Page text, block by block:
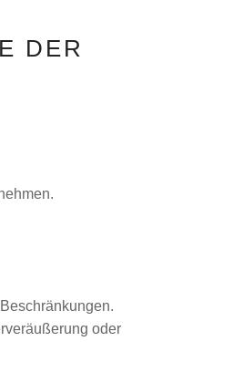
DER
oder